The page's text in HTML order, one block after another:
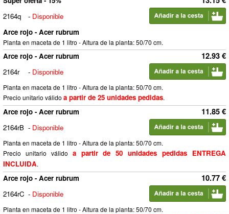
2164q
- Disponible
Arce rojo - Acer rubrum
Planta en maceta de 1 litro - Altura de la planta: 50/70 cm.
12.93 €
Arce rojo - Acer rubrum
2164r
- Disponible
Planta en maceta de 1 litro - Altura de la planta: 50/70 cm.
Precio unitario válido a partir de 25 unidades pedidas.
11.85 €
Arce rojo - Acer rubrum
2164rB - Disponible
Planta en maceta de 1 litro - Altura de la planta: 50/70 cm.
Precio unitario válido a partir de 50 unidades pedidas ENTREGA
INCLUIDA.
10.77 €
Arce rojo - Acer rubrum
2164rC - Disponible
Planta en maceta de 1 litro - Altura de la planta: 50/70 cm.